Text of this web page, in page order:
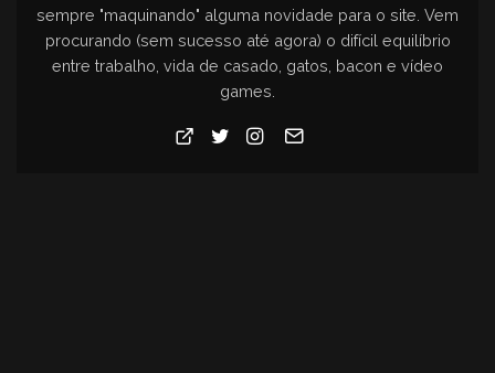
sempre "maquinando" alguma novidade para o site. Vem
procurando (sem sucesso até agora) o difícil equilíbrio
entre trabalho, vida de casado, gatos, bacon e vídeo
games.